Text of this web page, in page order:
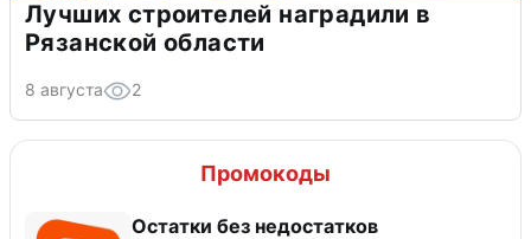
Лучших строителей наградили в
Рязанской области
8 августа 2
Промокоды
Остатки без недостатков